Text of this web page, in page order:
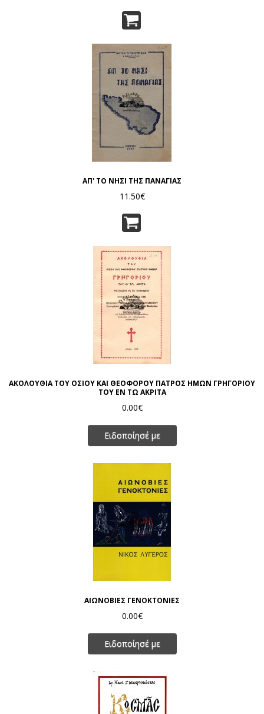
ΑΠ' ΤΟ ΝΗΣΙ ΤΗΣ ΠΑΝΑΓΙΑΣ
11.50€
ΑΚΟΛΟΥΘΙΑ ΤΟΥ ΟΣΙΟΥ ΚΑΙ ΘΕΟΦΟΡΟΥ ΠΑΤΡΟΣ ΗΜΩΝ ΓΡΗΓΟΡΙΟΥ
ΤΟΥ ΕΝ ΤΩ ΑΚΡΙΤΑ
0.00€
Ειδοποίησέ με
ΑΙΩΝΟΒΙΕΣ ΓΕΝΟΚΤΟΝΙΕΣ
0.00€
Ειδοποίησέ με